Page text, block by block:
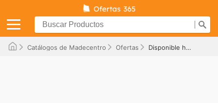
Catálogos de Madecentro Ofertas Disponible hasta el 31/10/2025